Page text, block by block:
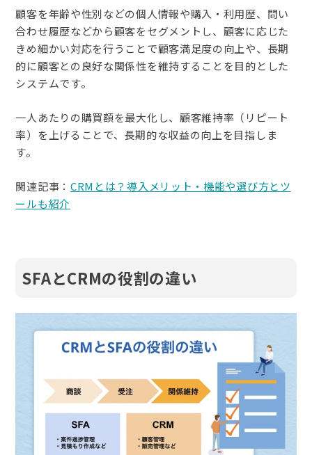
顧客を年齢や性別などの個人情報や購入・利用歴、問い
合わせ履歴などから顧客をセグメントし、顧客に応じた
きめ細かい対応を行うことで顧客満足度の向上や、長期
的に顧客との良好な関係性を維持することを目的とした
システムです。
一人あたりの購買額を最大化し、顧客維持率（リピート
率）を上げることで、長期的な収益の向上を目指しま
す。
関連記事： CRMとは？導入メリット・機能や選び方とツ
ールも紹介
SFAとCRMの役割の違い